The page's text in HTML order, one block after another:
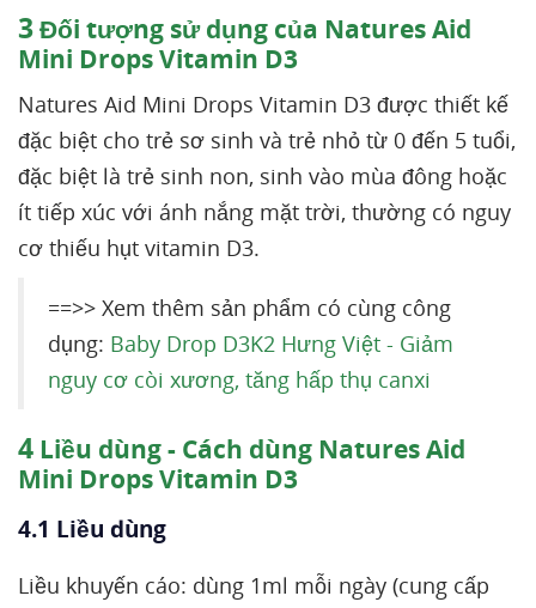
3Đối tượng sử dụng của Natures Aid
Mini Drops Vitamin D3
Natures Aid Mini Drops Vitamin D3 được thiết kế
đặc biệt cho trẻ sơ sinh và trẻ nhỏ từ 0 đến 5 tuổi,
đặc biệt là trẻ sinh non, sinh vào mùa đông hoặc
ít tiếp xúc với ánh nắng mặt trời, thường có nguy
cơ thiếu hụt vitamin D3.
==>> Xem thêm sản phẩm có cùng công
dụng: Baby Drop D3K2 Hưng Việt - Giảm
nguy cơ còi xương, tăng hấp thụ canxi
4 Liều dùng - Cách dùng Natures Aid
Mini Drops Vitamin D3
4.1 Liều dùng
Liều khuyến cáo: dùng 1ml mỗi ngày (cung cấp